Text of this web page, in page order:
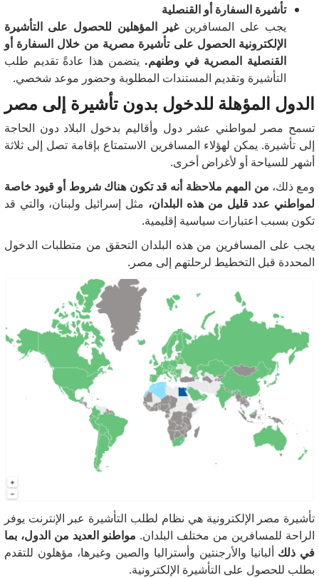
تأشيرة السفارة أو القنصلية
يجب على المسافرينغير المؤهلين للحصول على التأشيرة
الإلكترونية الحصول على تأشيرة مصرية من خلال السفارة أو
القنصلية المصرية في وطنهم. يتضمن هذا عادةً تقديم طلب
التأشيرة وتقديم المستندات المطلوبة وحضور موعد شخصي.
الدول المؤهلة للدخول بدون تأشيرة إلى مصر
تسمح مصر لمواطني عشر دول وأقاليم بدخول البلاد دون الحاجة
إلى تأشيرة. يمكن لهؤلاء المسافرين الاستمتاع بإقامة تصل إلى ثلاثة
أشهر للسياحة أو لأغراض أخرى.
ومع ذلك، من المهم ملاحظة أنه قد تكون هناك شروط أو قيود خاصة
لمواطني عدد قليل من هذه البلدان، مثل إسرائيل ولبنان، والتي قد
تكون بسبب اعتبارات سياسية إقليمية.
يجب على المسافرين من هذه البلدان التحقق من متطلبات الدخول
المحددة قبل التخطيط لرحلتهم إلى مصر.
تأشيرة مصر الإلكترونية هي نظام لطلب التأشيرة عبر الإنترنت يوفر
الراحة للمسافرين من مختلف البلدان. مواطنو العديد من الدول، بما
في ذلك ألبانيا والأرجنتين وأستراليا والصين وغيرها، مؤهلون للتقدم
بطلب للحصول على التأشيرة الإلكترونية.